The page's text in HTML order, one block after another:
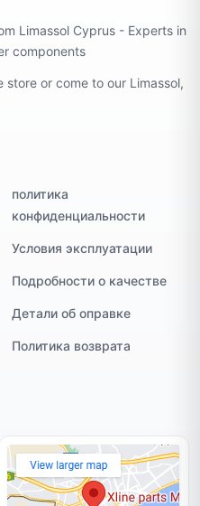
Limassol Cyprus - Experts in
components
or come to our Limassol,
политика
конфиденциальности
Условия эксплуатации
Подробности о качестве
Детали об оправке
Политика возврата